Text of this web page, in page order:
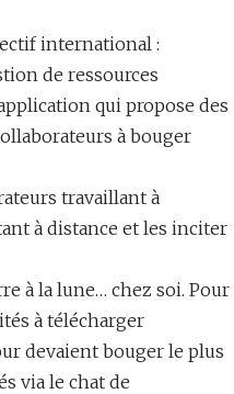
international :
de ressources
qui propose des
à bouger
travaillant à
à distance et les inciter
à la lune… chez soi. Pour
à télécharger
devaient bouger le plus
via le chat de